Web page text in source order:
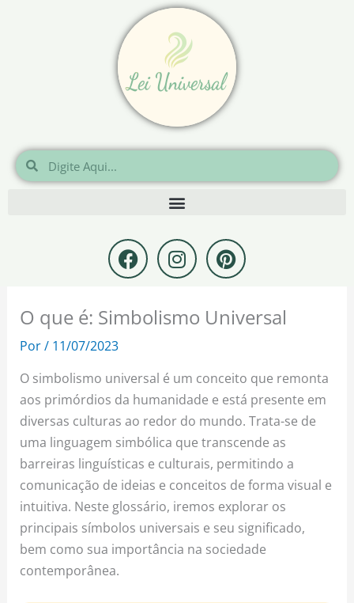
Pesquisar
Pesquisar
F
a
c
e
b
k
I
n
s
t
a
a
m
P
i
n
t
e
e
s
t
O que é: Simbolismo Universal
Por/ 11/07/2023
O simbolismo universal é um conceito que remonta
aos primórdios da humanidade e está presente em
diversas culturas ao redor do mundo. Trata-se de
uma linguagem simbólica que transcende as
barreiras linguísticas e culturais, permitindo a
comunicação de ideias e conceitos de forma visual e
intuitiva. Neste glossário, iremos explorar os
principais símbolos universais e seu significado,
bem como sua importância na sociedade
contemporânea.